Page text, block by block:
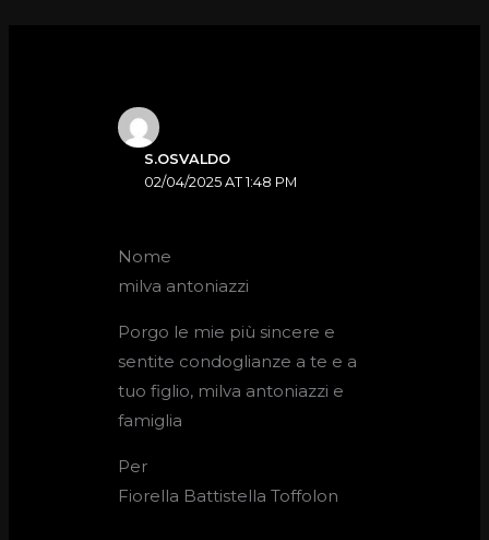
S.OSVALDO
02/04/2025 AT 1:48 PM
Nome
milva antoniazzi
Porgo le mie più sincere e
sentite condoglianze a te e a
tuo figlio, milva antoniazzi e
famiglia
Per
Fiorella Battistella Toffolon